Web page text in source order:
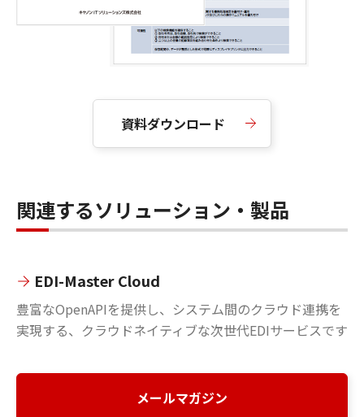
資料ダウンロード
関連するソリューション・製品
EDI-Master Cloud
豊富なOpenAPIを提供し、システム間のクラウド連携を
実現する、クラウドネイティブな次世代EDIサービスです
メールマガジン